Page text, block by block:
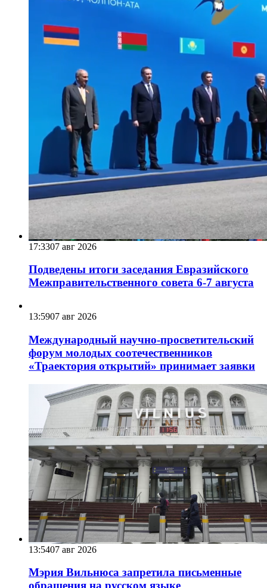
17:3307 авг 2026
Подведены итоги заседания Евразийского
Межправительственного совета 6-7 августа
13:5907 авг 2026
Международный научно-просветительский
форум молодых соотечественников
«Траектория открытий» принимает заявки
13:5407 авг 2026
Мэрия Вильнюса запретила письменные